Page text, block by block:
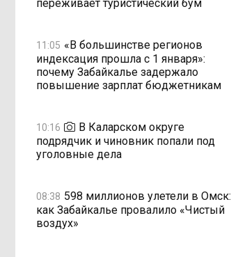
переживает туристический бум
11:05 «В большинстве регионов
индексация прошла с 1 января»:
почему Забайкалье задержало
повышение зарплат бюджетникам
10:16
В Каларском округе
подрядчик и чиновник попали под
уголовные дела
08:38 598 миллионов улетели в Омск:
как Забайкалье провалило «Чистый
воздух»